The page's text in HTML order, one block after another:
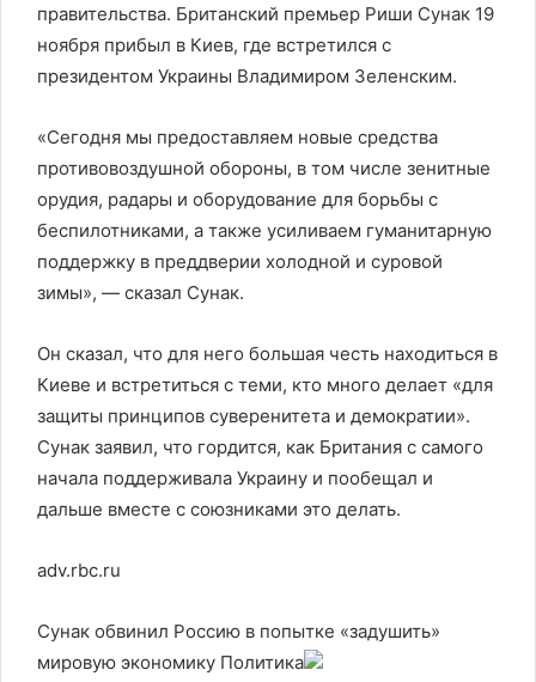
правительства. Британский премьер Риши Сунак 19
ноября прибыл в Киев, где встретился с
президентом Украины Владимиром Зеленским.
«Сегодня мы предоставляем новые средства
противовоздушной обороны, в том числе зенитные
орудия, радары и оборудование для борьбы с
беспилотниками, а также усиливаем гуманитарную
поддержку в преддверии холодной и суровой
зимы», — сказал Сунак.
Он сказал, что для него большая честь находиться в
Киеве и встретиться с теми, кто много делает «для
защиты принципов суверенитета и демократии».
Сунак заявил, что гордится, как Британия с самого
начала поддерживала Украину и пообещал и
дальше вместе с союзниками это делать.
adv.rbc.ru
Сунак обвинил Россию в попытке «задушить»
мировую экономику Политика